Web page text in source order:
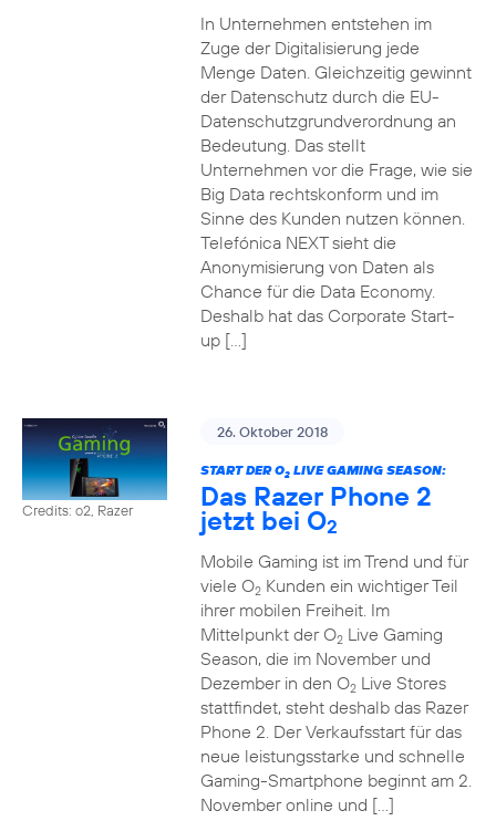
In Unternehmen entstehen im
Zuge der Digitalisierung jede
Menge Daten. Gleichzeitig gewinnt
der Datenschutz durch die EU-
Datenschutzgrundverordnung an
Bedeutung. Das stellt
Unternehmen vor die Frage, wie sie
Big Data rechtskonform und im
Sinne des Kunden nutzen können.
Telefónica NEXT sieht die
Anonymisierung von Daten als
Chance für die Data Economy.
Deshalb hat das Corporate Start-
up […]
Credits: o2, Razer
26. Oktober 2018
START DER O2LIVE GAMING SEASON:
Das Razer Phone 2
jetzt bei O2
Mobile Gaming ist im Trend und für
viele O2Kunden ein wichtiger Teil
ihrer mobilen Freiheit. Im
Mittelpunkt der O2Live Gaming
Season, die im November und
Dezember in den O2Live Stores
stattfindet, steht deshalb das Razer
Phone 2. Der Verkaufsstart für das
neue leistungsstarke und schnelle
Gaming-Smartphone beginnt am 2.
November online und […]